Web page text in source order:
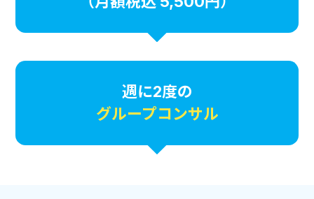
週に2度の
グループコンサル